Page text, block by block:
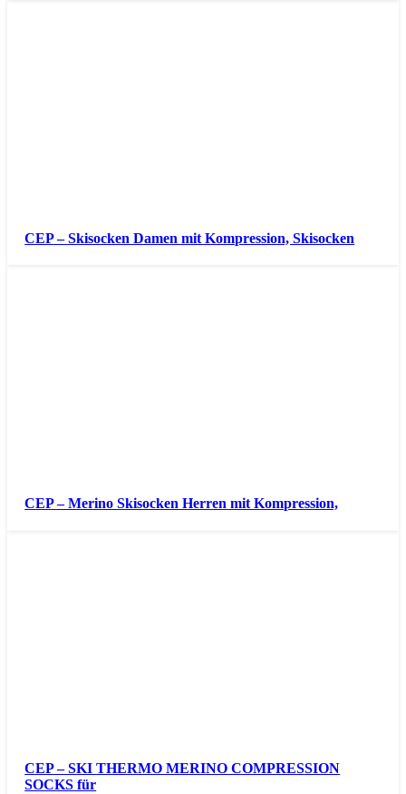
CEP – Skisocken Damen mit Kompression, Skisocken
CEP – Merino Skisocken Herren mit Kompression,
CEP – SKI THERMO MERINO COMPRESSION
SOCKS für